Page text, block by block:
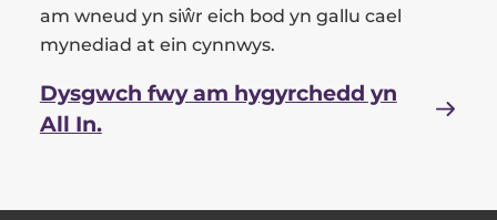
am wneud yn siŵr eich bod yn gallu cael
mynediad at ein cynnwys.
Dysgwch fwy am hygyrchedd yn
All In.